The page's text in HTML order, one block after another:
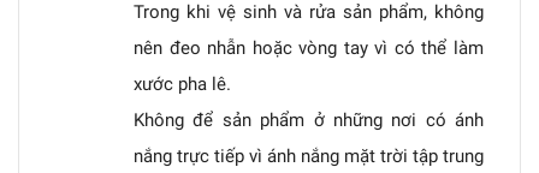
Trong khi vệ sinh và rửa sản phẩm, không
nên đeo nhẫn hoặc vòng tay vì có thể làm
xước pha lê.
Không để sản phẩm ở những nơi có ánh
nắng trực tiếp vì ánh nắng mặt trời tập trung